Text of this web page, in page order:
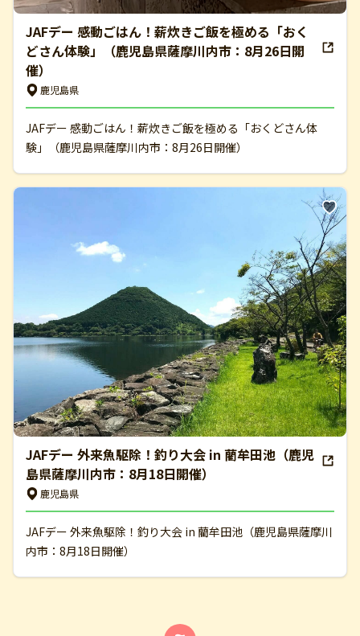
JAFデー 感動ごはん！薪炊きご飯を極める「おく
どさん体験」（鹿児島県薩摩川内市：8月26日開
催）
鹿児島県
JAFデー 感動ごはん！薪炊きご飯を極める「おくどさん体
験」（鹿児島県薩摩川内市：8月26日開催）
JAFデー 外来魚駆除！釣り大会 in 藺牟田池（鹿児
島県薩摩川内市：8月18日開催）
鹿児島県
JAFデー 外来魚駆除！釣り大会 in 藺牟田池（鹿児島県薩摩川
内市：8月18日開催）